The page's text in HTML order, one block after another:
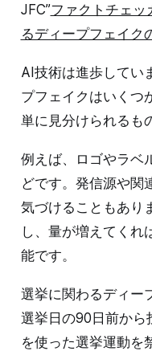
JFC”ファクトチェッ
るディープフェイク
AI技術は進歩してい
プフェイクはいくつ
単に見分けられるも
例えば、ロゴやラベ
どです。発信源や関
気づけることもあり
し、量が増えてくれ
能です。
選挙に関わるディー
選挙日の90日前から
を使った選挙運動を